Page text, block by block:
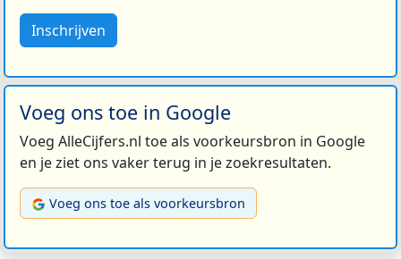
Inschrijven
Voeg ons toe in Google
Voeg AlleCijfers.nl toe als voorkeursbron in Google
en je ziet ons vaker terug in je zoekresultaten.
Voeg ons toe als voorkeursbron